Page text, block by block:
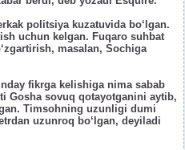
politsiya kuzatuvida bo‘lgan.
uchun kelgan. Fuqaro suhbat
masalan, Sochiga
fikrga kelishiga nima sabab
Gosha sovuq qotayotganini aytib,
Timsohning uzunligi dumi
uzunroq bo‘lgan, deyiladi